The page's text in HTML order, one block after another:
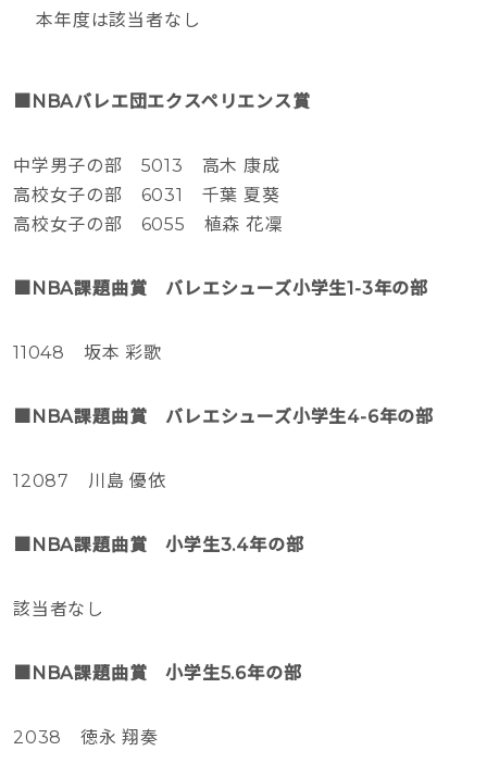
本年度は該当者なし
■NBAバレエ団エクスペリエンス賞
中学男子の部 5013 高木 康成
高校女子の部 6031 千葉 夏葵
高校女子の部 6055 植森 花凜
■NBA課題曲賞 バレエシューズ小学生1-3年の部
11048 坂本 彩歌
■NBA課題曲賞 バレエシューズ小学生4-6年の部
12087 川島 優依
■NBA課題曲賞 小学生3.4年の部
該当者なし
■NBA課題曲賞 小学生5.6年の部
2038 徳永 翔奏